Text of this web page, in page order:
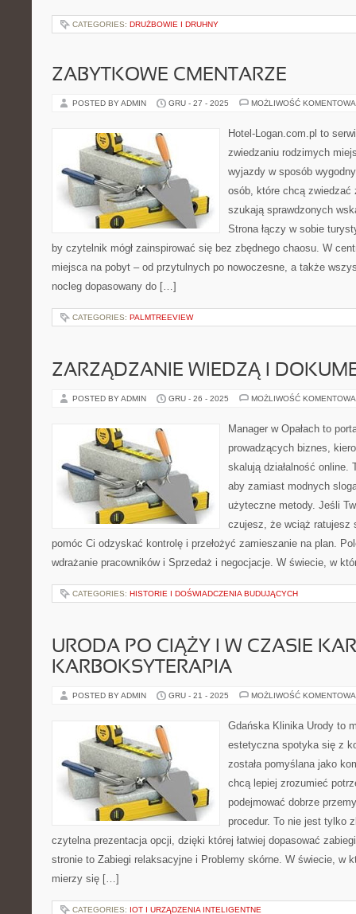
CATEGORIES: DRUŻBOWIE I DRUHNY
ZABYTKOWE CMENTARZE
POSTED BY ADMIN GRU - 27 - 2025 MOŻLIWOŚĆ
Hotel-Logan.com.pl to
zwiedzaniu rodzimych
wyjazdy w sposób
osób, które chcą zwiedzać
szukają sprawdzonych
Strona łączy w sobie
by czytelnik mógł zainspirować się bez zbędnego chaosu. W
miejsca na pobyt – od przytulnych po nowoczesne, a także
nocleg dopasowany do […]
CATEGORIES: PALMTREEVIEW
ZARZĄDZANIE WIEDZĄ I
POSTED BY ADMIN GRU - 26 - 2025 MOŻLIWOŚĆ
Manager w Opałach to
prowadzących biznes,
skalują działalność online.
aby zamiast modnych
użyteczne metody. Jeśli
czujesz, że wciąż ratujesz
pomóc Ci odzyskać kontrolę i przełożyć zamieszanie na plan.
wdrażanie pracowników i Sprzedaż i negocjacje. W świecie, w
CATEGORIES: HISTORIE I DOŚWIADCZENIA BUDUJĄCYCH
URODA PO CIĄŻY I W CZASIE
KARBOKSYTERAPIA
POSTED BY ADMIN GRU - 21 - 2025 MOŻLIWOŚĆ
Gdańska Klinika Urody to
estetyczna spotyka się z
została pomyślana jako
chcą lepiej zrozumieć
podejmować dobrze
procedur. To nie jest tylko
czytelna prezentacja opcji, dzięki której łatwiej dopasować
stronie to Zabiegi relaksacyjne i Problemy skórne. W świecie, w
mierzy się […]
CATEGORIES: IOT I URZĄDZENIA INTELIGENTNE